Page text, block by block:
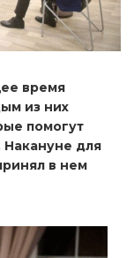
время
из них
помогут
Накануне для
в нем